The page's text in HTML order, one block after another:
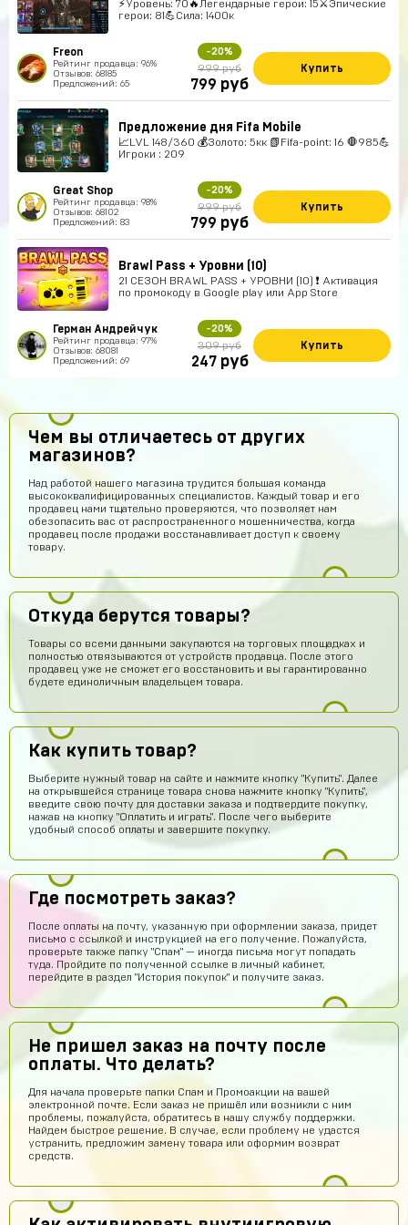
⚡Уровень: 70🔥Легендарные герои: 15⚔️Эпические
герои: 81💪Сила: 1400к
Freon
Рейтинг продавца: 96%
Отзывов: 68185
Предложений: 65
-20%
999 руб
799 руб
Купить
Предложение дня Fifa Mobile
📈LVL 148/360 💰Золото: 5кк 📗Fifa-point: 16 🛑985💪
Игроки : 209
Great Shop
Рейтинг продавца: 98%
Отзывов: 68102
Предложений: 83
-20%
999 руб
799 руб
Купить
Brawl Pass + Уровни (10)
21 СЕЗОН BRAWL PASS + УРОВНИ (10) ❗ Активация
по промокоду в Google play или App Store
Герман Андрейчук
Рейтинг продавца: 97%
Отзывов: 68081
Предложений: 69
-20%
309 руб
247 руб
Купить
Чем вы отличаетесь от других
магазинов?
Над работой нашего магазина трудится большая команда
высококвалифицированных специалистов. Каждый товар и его
продавец нами тщательно проверяются, что позволяет нам
обезопасить вас от распространенного мошенничества, когда
продавец после продажи восстанавливает доступ к своему
товару.
Откуда берутся товары?
Товары со всеми данными закупаются на торговых площадках и
полностью отвязываются от устройств продавца. После этого
продавец уже не сможет его восстановить и вы гарантированно
будете единоличным владельцем товара.
Как купить товар?
Выберите нужный товар на сайте и нажмите кнопку "Купить". Далее
на открывшейся странице товара снова нажмите кнопку "Купить",
введите свою почту для доставки заказа и подтвердите покупку,
нажав на кнопку "Оплатить и играть". После чего выберите
удобный способ оплаты и завершите покупку.
Где посмотреть заказ?
После оплаты на почту, указанную при оформлении заказа, придет
письмо с ссылкой и инструкцией на его получение. Пожалуйста,
проверьте также папку "Спам" — иногда письма могут попадать
туда. Пройдите по полученной ссылке в личный кабинет,
перейдите в раздел "История покупок" и получите заказ.
Не пришел заказ на почту после
оплаты. Что делать?
Для начала проверьте папки Спам и Промоакции на вашей
электронной почте. Если заказ не пришёл или возникли с ним
проблемы, пожалуйста, обратитесь в нашу службу поддержки.
Найдем быстрое решение. В случае, если проблему не удастся
устранить, предложим замену товара или оформим возврат
средств.
Саша Соколов 14 часов назад
Нет магаз не кидает все клево
Хабиб Ашуров
Ку всем
Тамерлан Хамраев
Это рили рили
Геннадий Быков 10 часов назад
Как ввести купленный аккаунт stand-off 2